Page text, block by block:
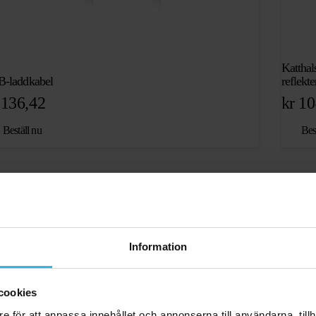
Information
laddkabel
Beställ nu
kr
för både unga